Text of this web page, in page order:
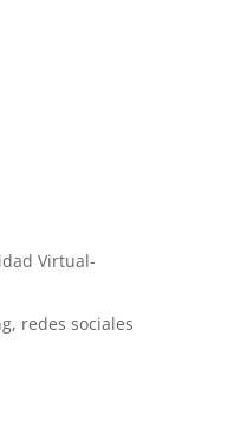
Virtual-
redes sociales